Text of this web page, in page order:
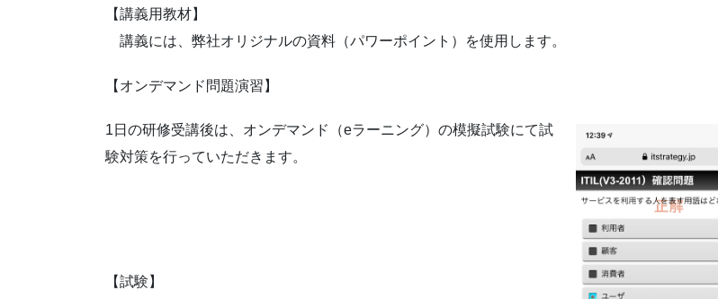
【講義用教材】
講義には、弊社オリジナルの資料（パワーポイント）を使用します。
【オンデマンド問題演習】
1日の研修受講後は、オンデマンド（eラーニング）の模擬試験にて試
験対策を行っていただきます。
【試験】